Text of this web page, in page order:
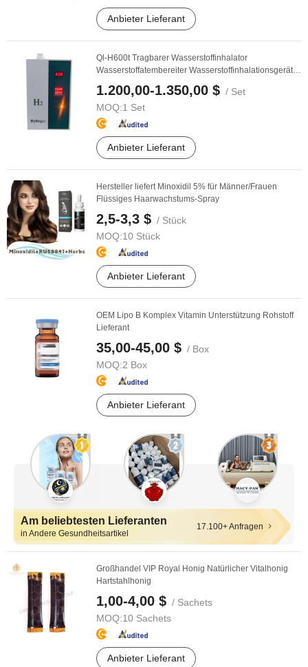
Anbieter Lieferant
Ql-H600t Tragbarer Wasserstoffinhalator
Wasserstoffatembereiter Wasserstoffinhalationsgerät
1.200,00-1.350,00 $ / Set
MOQ:1 Set
Anbieter Lieferant
Hersteller liefert Minoxidil 5% für Männer/Frauen
Flüssiges Haarwachstums-Spray
2,5-3,3 $ / Stück
MOQ:10 Stück
Anbieter Lieferant
OEM Lipo B Komplex Vitamin Unterstützung Rohstoff
Lieferant
35,00-45,00 $ / Box
MOQ:2 Box
Anbieter Lieferant
Am beliebtesten Lieferanten
in Andere Gesundheitsartikel
17.100+ Anfragen
Großhandel VIP Royal Honig Natürlicher Vitalhonig
Hartstahlhonig
1,00-4,00 $ / Sachets
MOQ:10 Sachets
Anbieter Lieferant